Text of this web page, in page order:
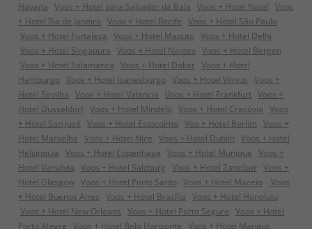
Havana Voos + Hotel para Salvador da Baía Voos + Hotel Natal Voos
+ Hotel Rio de Janeiro Voos + Hotel Recife Voos + Hotel São Paulo
Voos + Hotel Fortaleza Voos + Hotel Maputo Voos + Hotel Delhi
Voos + Hotel Singapura Voos + Hotel Nantes Voos + Hotel Bergen
Voos + Hotel Salamanca Voos + Hotel Dakar Voos + Hotel
Hamburgo Voos + Hotel Joanesburgo Voos + Hotel Vilnius Voos +
Hotel Sevilha Voos + Hotel Valencia Voos + Hotel Frankfurt Voos +
Hotel Dusseldorf Voos + Hotel Mindelo Voos + Hotel Cracóvia Voos
+ Hotel San José Voos + Hotel Estocolmo Voo + Hotel Berlim Voos +
Hotel Marselha Voos + Hotel Nice Voos + Hotel Dublin Voos + Hotel
Helsínquia Voos + Hotel Copenhaga Voos + Hotel Munique Voos +
Hotel Varsóvia Voos + Hotel Salzburg Voos + Hotel Zanzibar Voos +
Hotel Glasgow Voos + Hotel Porto Santo Voos + Hotel Maceio
Voos
+ Hotel Buenos Aires Voos + Hotel Brasília Voos + Hotel Honolulu
Voos + Hotel New Orleans Voos + Hotel Porto Seguro Voos + Hotel
Porto Alegre Voos + Hotel Belo Horizonte Voos + Hotel Manaus